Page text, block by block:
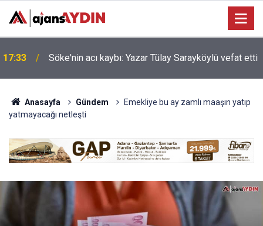
17:23
Nazilli'de motosiklet kazası: 16 yaşındaki Mustafa
vefat etti
Anasayfa Gündem
Emekliye bu ay zamlı maaşın yatıp
yatmayacağı netleşti